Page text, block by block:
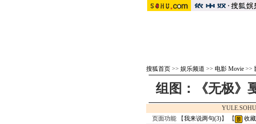
搜狐首页 >> 娱乐频道 >> 电影 Movie >>
组图：《无极》
页面功能 【我来说两句(3)】 【 收